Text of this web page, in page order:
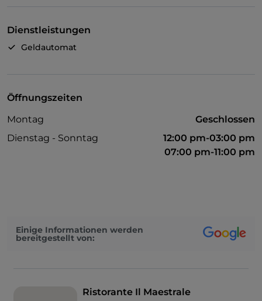
Dienstleistungen
Geldautomat
Öffnungszeiten
Montag
Geschlossen
Dienstag - Sonntag
12:00 pm-03:00 pm
07:00 pm-11:00 pm
Einige Informationen werden
bereitgestellt von:
Ristorante Il Maestrale